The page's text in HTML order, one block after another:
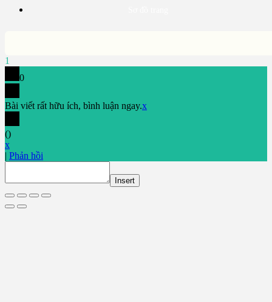
1
0
Bài viết rất hữu ích, bình luận ngay.x
()
x
| Phản hồi
Insert